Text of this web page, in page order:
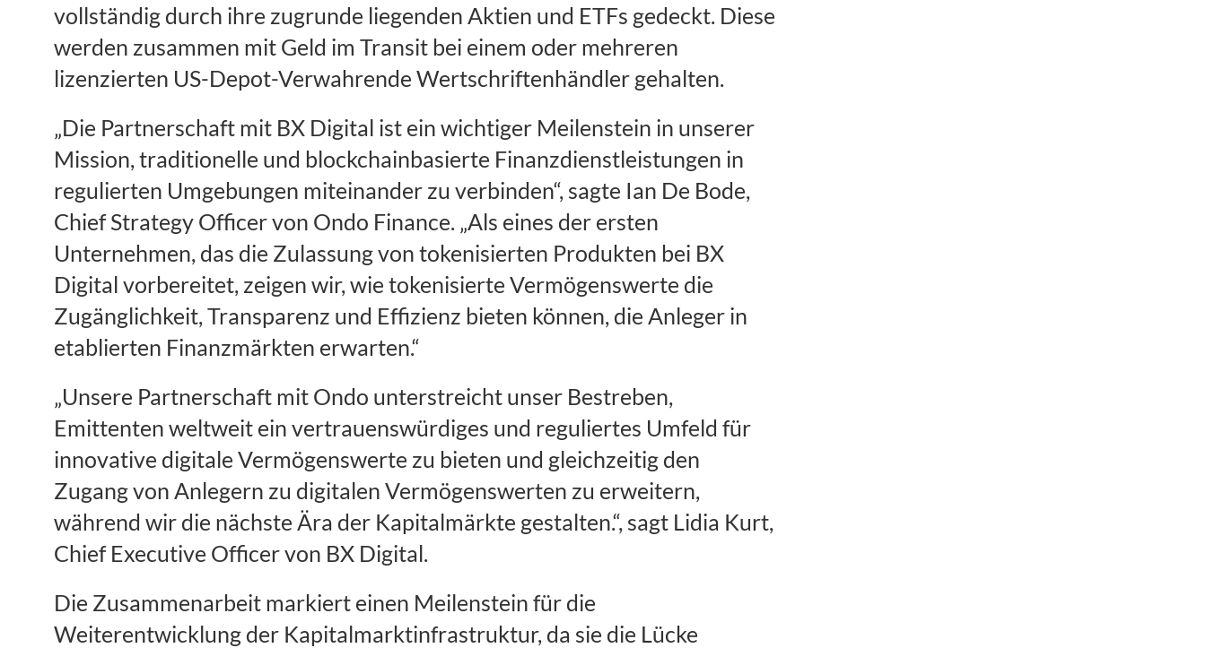
vollständig durch ihre zugrunde liegenden Aktien und ETFs gedeckt. Diese
werden zusammen mit Geld im Transit bei einem oder mehreren
lizenzierten US-Depot-Verwahrende Wertschriftenhändler gehalten.
„Die Partnerschaft mit BX Digital ist ein wichtiger Meilenstein in unserer
Mission, traditionelle und blockchainbasierte Finanzdienstleistungen in
regulierten Umgebungen miteinander zu verbinden“, sagte Ian De Bode,
Chief Strategy Officer von Ondo Finance. „Als eines der ersten
Unternehmen, das die Zulassung von tokenisierten Produkten bei BX
Digital vorbereitet, zeigen wir, wie tokenisierte Vermögenswerte die
Zugänglichkeit, Transparenz und Effizienz bieten können, die Anleger in
etablierten Finanzmärkten erwarten.“
„Unsere Partnerschaft mit Ondo unterstreicht unser Bestreben,
Emittenten weltweit ein vertrauenswürdiges und reguliertes Umfeld für
innovative digitale Vermögenswerte zu bieten und gleichzeitig den
Zugang von Anlegern zu digitalen Vermögenswerten zu erweitern,
während wir die nächste Ära der Kapitalmärkte gestalten.“, sagt Lidia Kurt,
Chief Executive Officer von BX Digital.
Die Zusammenarbeit markiert einen Meilenstein für die
Weiterentwicklung der Kapitalmarktinfrastruktur, da sie die Lücke